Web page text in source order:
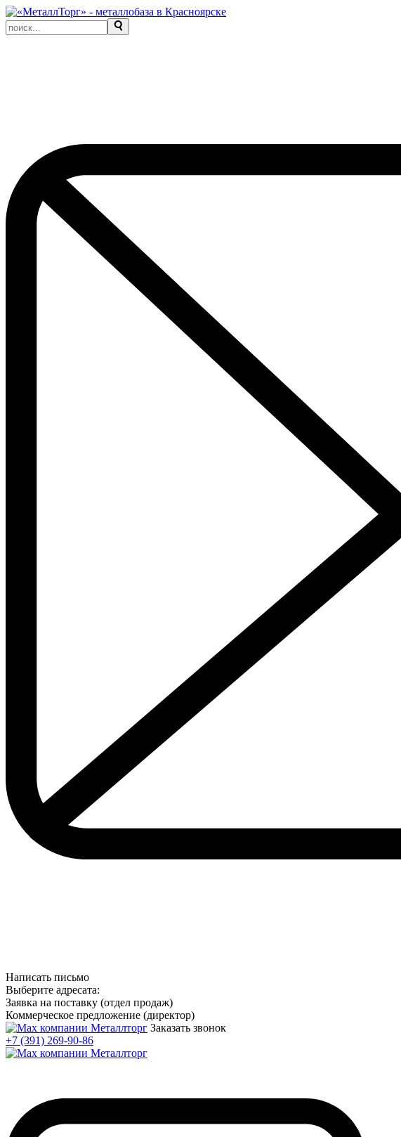
Написать письмо
Выберите адресата:
Заявка на поставку (отдел продаж)
Коммерческое предложение (директор)
Заказать звонок
+7 (391) 269-90-86